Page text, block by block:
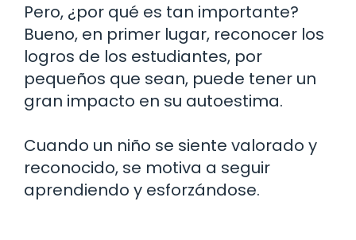
Pero, ¿por qué es tan importante?
Bueno, en primer lugar, reconocer los
logros de los estudiantes, por
pequeños que sean, puede tener un
gran impacto en su autoestima.
Cuando un niño se siente valorado y
reconocido, se motiva a seguir
aprendiendo y esforzándose.